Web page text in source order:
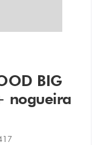
BIG
nogueira